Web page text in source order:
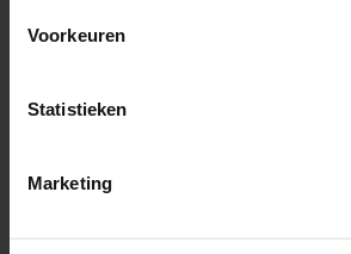
Voorkeuren
Statistieken
Marketing
Ontvang de laatste